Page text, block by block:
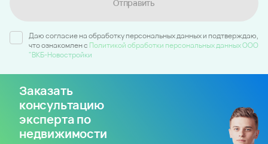
Отправить
Даю согласие на обработку персональных данных и подтверждаю,
что ознакомлен c Политикой обработки персональных данных ООО
"ВКБ-Новостройки
Заказать
консультацию
эксперта по
недвижимости